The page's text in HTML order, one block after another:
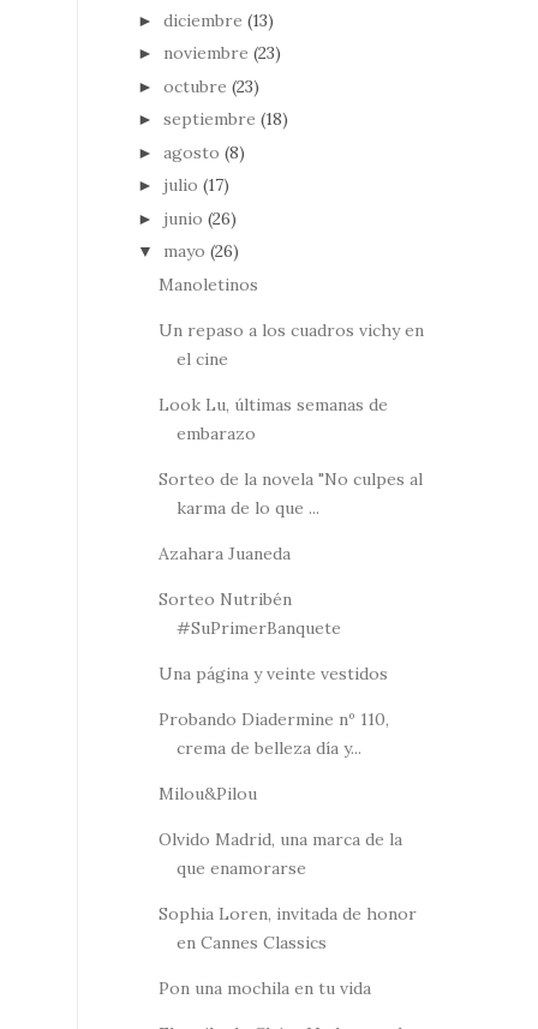
► diciembre (13)
► noviembre (23)
► octubre (23)
► septiembre (18)
► agosto (8)
► julio (17)
► junio (26)
▼ mayo (26)
Manoletinos
Un repaso a los cuadros vichy en
el cine
Look Lu, últimas semanas de
embarazo
Sorteo de la novela "No culpes al
karma de lo que ...
Azahara Juaneda
Sorteo Nutribén
#SuPrimerBanquete
Una página y veinte vestidos
Probando Diadermine nº 110,
crema de belleza día y...
Milou&Pilou
Olvido Madrid, una marca de la
que enamorarse
Sophia Loren, invitada de honor
en Cannes Classics
Pon una mochila en tu vida